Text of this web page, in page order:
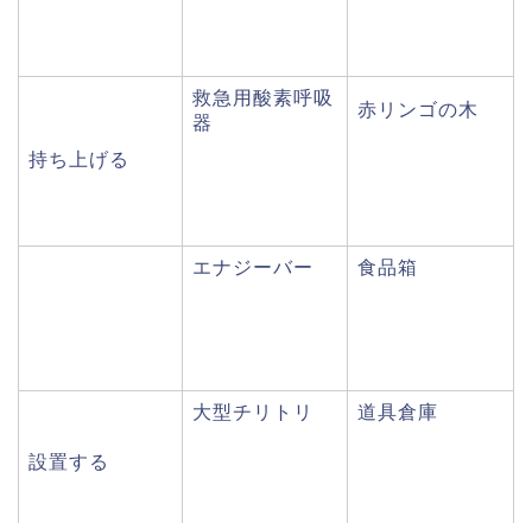
持ち上げる
救急用酸素呼吸
器
赤リンゴの木
エナジーバー 食品箱
設置する
大型チリトリ 道具倉庫